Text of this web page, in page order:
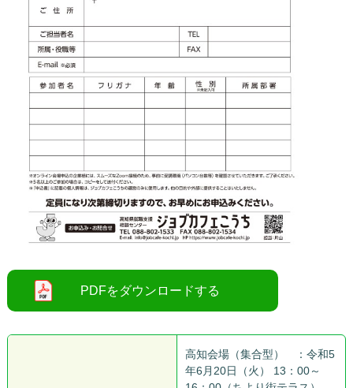
高知会場（集合型） ：令和5
年6月20日（火） 13：00～